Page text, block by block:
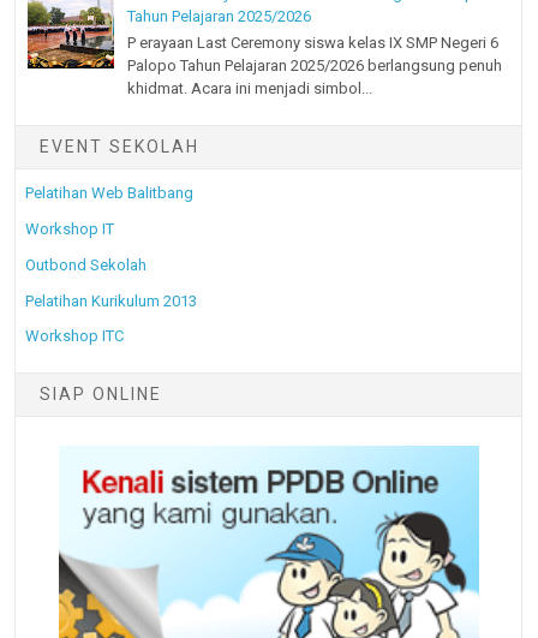
Tahun Pelajaran 2025/2026
P erayaan Last Ceremony siswa kelas IX SMP Negeri 6
Palopo Tahun Pelajaran 2025/2026 berlangsung penuh
khidmat. Acara ini menjadi simbol...
EVENT SEKOLAH
Pelatihan Web Balitbang
Workshop IT
Outbond Sekolah
Pelatihan Kurikulum 2013
Workshop ITC
SIAP ONLINE